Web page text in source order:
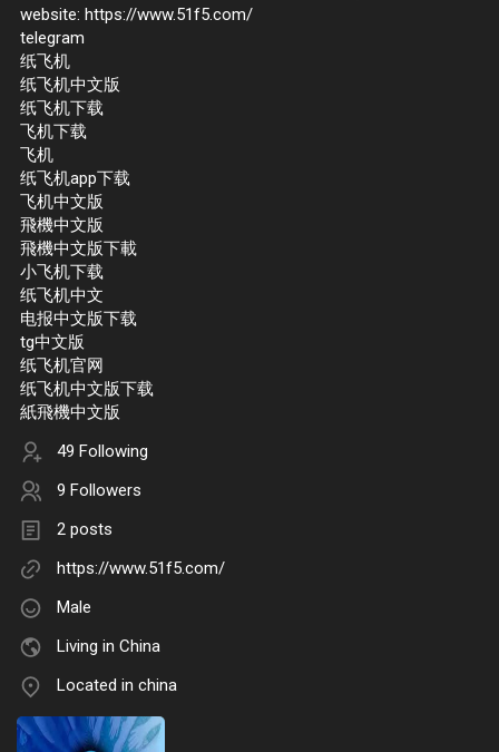
website: https://www.51f5.com/
telegram
纸飞机
纸飞机中文版
纸飞机下载
飞机下载
飞机
纸飞机app下载
飞机中文版
飛機中文版
飛機中文版下載
小飞机下载
纸飞机中文
电报中文版下载
tg中文版
纸飞机官网
纸飞机中文版下载
紙飛機中文版
49 Following
9 Followers
2 posts
https://www.51f5.com/
Male
Living in China
Located in china